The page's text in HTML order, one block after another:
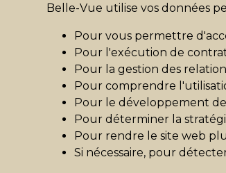
Belle-Vue utilise vos données
Pour vous permettre
Pour l'exécution de
Pour la gestion des
Pour comprendre
Pour le développement
Pour déterminer la
Pour rendre le site web
Si nécessaire, pour